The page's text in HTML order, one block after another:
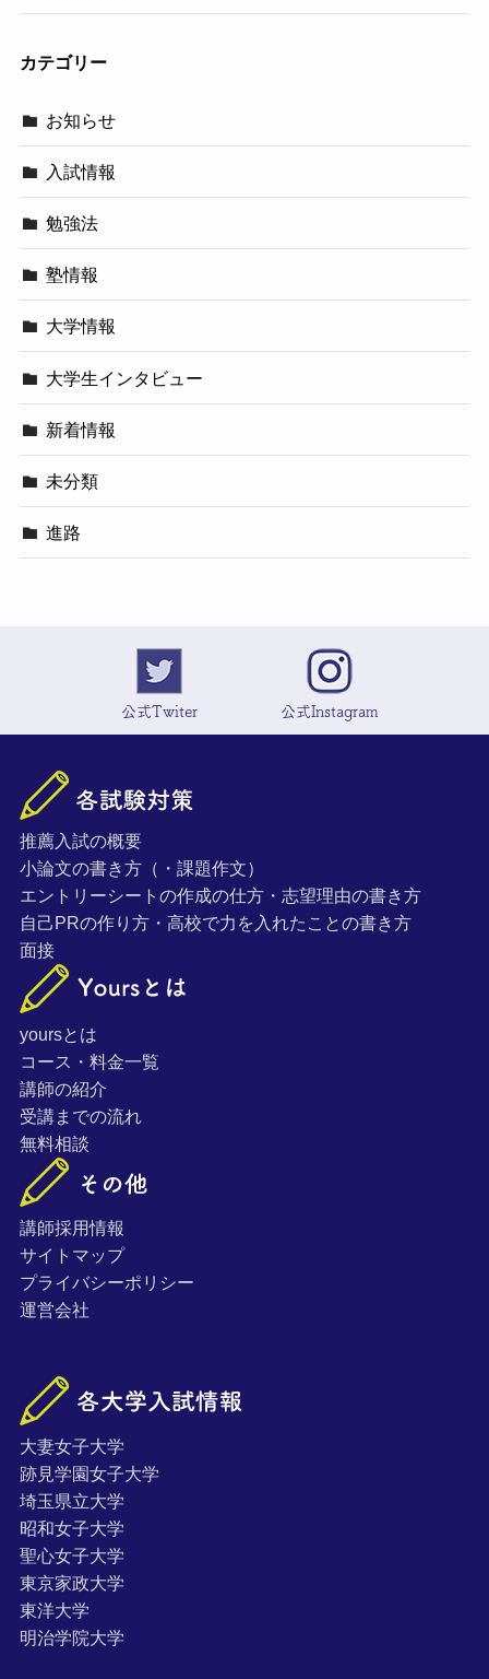
カテゴリー
お知らせ
入試情報
勉強法
塾情報
大学情報
大学生インタビュー
新着情報
未分類
進路
公式Twiter 公式Instagram
推薦入試の概要
小論文の書き方（・課題作文）
エントリーシートの作成の仕方・志望理由の書き方
自己PRの作り方・高校で力を入れたことの書き方
面接
yoursとは
コース・料金一覧
講師の紹介
受講までの流れ
無料相談
講師採用情報
サイトマップ
プライバシーポリシー
運営会社
大妻女子大学
跡見学園女子大学
埼玉県立大学
昭和女子大学
聖心女子大学
東京家政大学
東洋大学
明治学院大学